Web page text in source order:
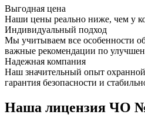
Выгодная цена
Наши цены реально ниже, чем у
Индивидуальный подход
Мы учитываем все особенности
важные рекомендации по
Надежная компания
Наш значительный опыт
гарантия безопасности и
Наша лицензия ЧО